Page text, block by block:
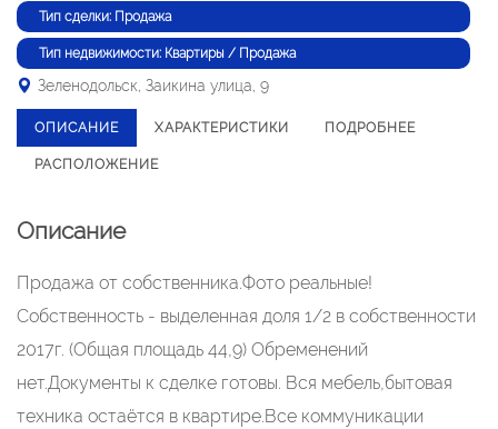
Тип сделки: Продажа
Тип недвижимости: Квартиры / Продажа
Зеленодольск, Заикина улица, 9
ОПИСАНИЕ ХАРАКТЕРИСТИКИ ПОДРОБНЕЕ
РАСПОЛОЖЕНИЕ
Описание
Продажа от собственника.Фото реальные!
Собственность - выделенная доля 1/2 в собственности
2017г. (Общая площадь 44,9) Обременений
нет.Документы к сделке готовы. Вся мебель,бытовая
техника остаётся в квартире.Все коммуникации